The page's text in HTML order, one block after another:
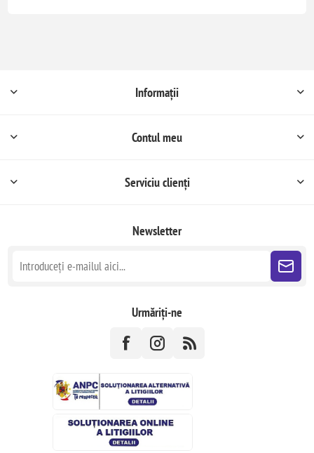
Informații
Contul meu
Serviciu clienți
Newsletter
Urmăriți-ne